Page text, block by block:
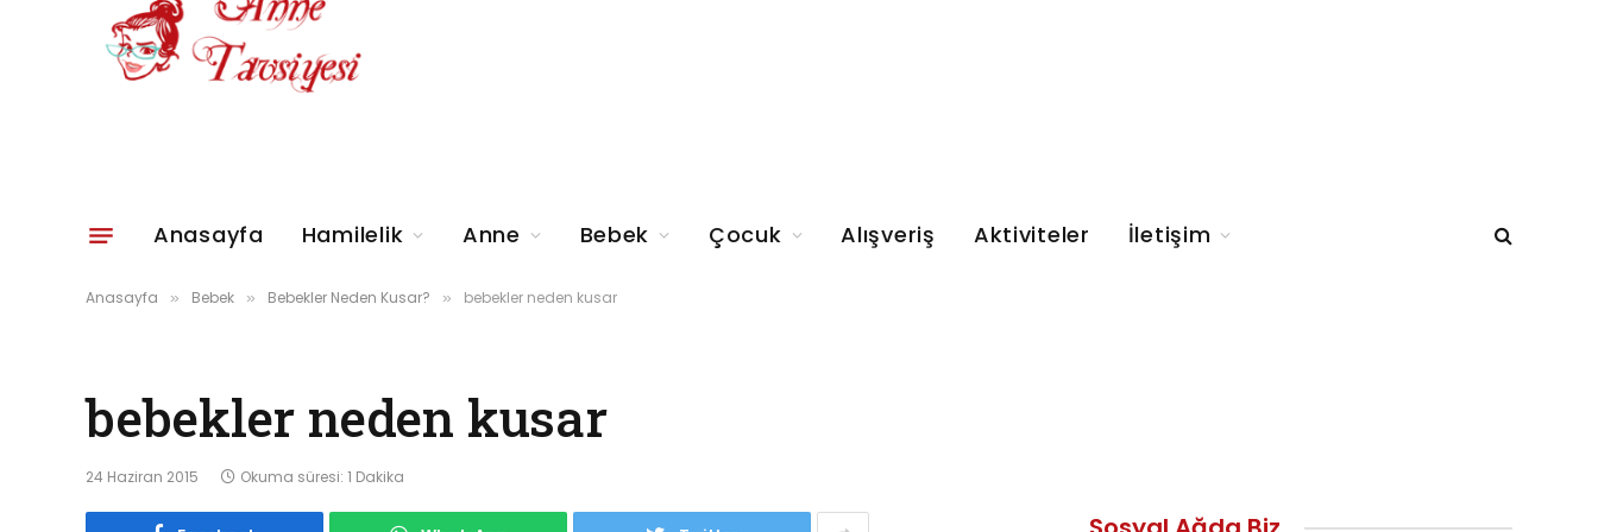
Anasayfa Hamilelik Anne Bebek Çocuk Alışveriş Aktiviteler İletişim
Anasayfa » Bebek » Bebekler Neden Kusar? » bebekler neden kusar
bebekler neden kusar
24 Haziran 2015 Okuma süresi: 1 Dakika